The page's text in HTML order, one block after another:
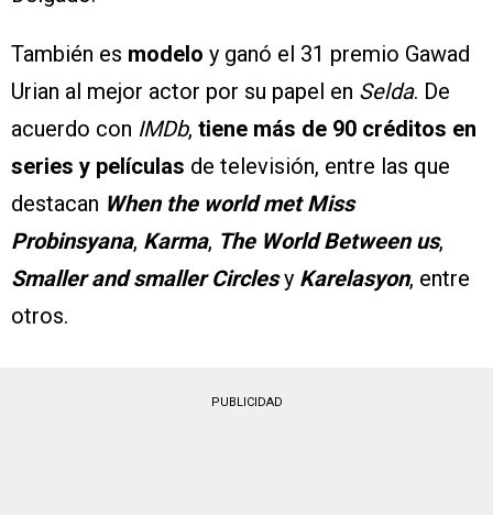
También es modelo y ganó el 31 premio Gawad
Urian al mejor actor por su papel en Selda. De
acuerdo con IMDb, tiene más de 90 créditos en
series y películas de televisión, entre las que
destacan When the world met Miss
Probinsyana, Karma, The World Between us,
Smaller and smaller Circlesy Karelasyon, entre
otros.
PUBLICIDAD